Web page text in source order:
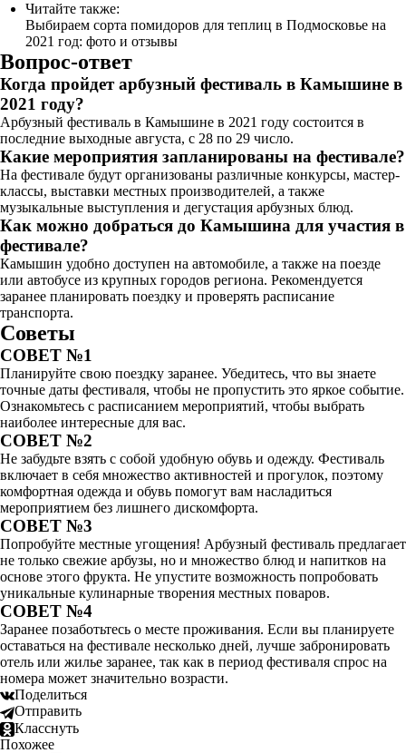
Читайте также:
Выбираем сорта помидоров для теплиц в Подмосковье на
2021 год: фото и отзывы
Вопрос-ответ
Когда пройдет арбузный фестиваль в Камышине в
2021 году?
Арбузный фестиваль в Камышине в 2021 году состоится в
последние выходные августа, с 28 по 29 число.
Какие мероприятия запланированы на фестивале?
На фестивале будут организованы различные конкурсы, мастер-
классы, выставки местных производителей, а также
музыкальные выступления и дегустация арбузных блюд.
Как можно добраться до Камышина для участия в
фестивале?
Камышин удобно доступен на автомобиле, а также на поезде
или автобусе из крупных городов региона. Рекомендуется
заранее планировать поездку и проверять расписание
транспорта.
Советы
СОВЕТ №1
Планируйте свою поездку заранее. Убедитесь, что вы знаете
точные даты фестиваля, чтобы не пропустить это яркое событие.
Ознакомьтесь с расписанием мероприятий, чтобы выбрать
наиболее интересные для вас.
СОВЕТ №2
Не забудьте взять с собой удобную обувь и одежду. Фестиваль
включает в себя множество активностей и прогулок, поэтому
комфортная одежда и обувь помогут вам насладиться
мероприятием без лишнего дискомфорта.
СОВЕТ №3
Попробуйте местные угощения! Арбузный фестиваль предлагает
не только свежие арбузы, но и множество блюд и напитков на
основе этого фрукта. Не упустите возможность попробовать
уникальные кулинарные творения местных поваров.
СОВЕТ №4
Заранее позаботьтесь о месте проживания. Если вы планируете
оставаться на фестивале несколько дней, лучше забронировать
отель или жилье заранее, так как в период фестиваля спрос на
номера может значительно возрасти.
Поделиться
Отправить
Класснуть
Похожее